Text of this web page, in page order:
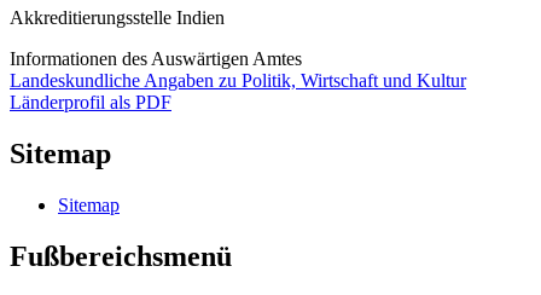
Akkreditierungsstelle Indien
Informationen des Auswärtigen Amtes
Landeskundliche Angaben zu Politik, Wirtschaft und Kultur
Länderprofil als PDF
Sitemap
Sitemap
Fußbereichsmenü